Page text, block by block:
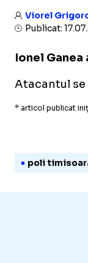
Viorel
Publicat:
Ionel
Atacantul se
* articol publicat
poli